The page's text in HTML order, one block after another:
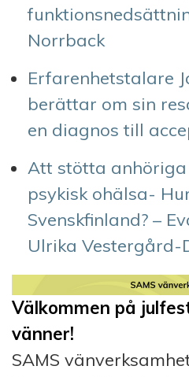
Norrback
Erfarenhetstalare
berättar om sin
en diagnos till
Att stötta
psykisk ohälsa-
Svenskfinland? –
Ulrika Vestergård-
Välkommen på
vänner!
SAMS